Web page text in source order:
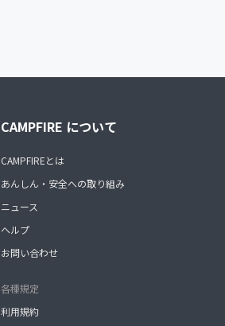
CAMPFIRE について
CAMPFIREとは
あんしん・安全への取り組み
ニュース
ヘルプ
お問い合わせ
各種規定
利用規約